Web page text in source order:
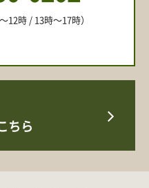
12時 / 13時〜17時）
ちら